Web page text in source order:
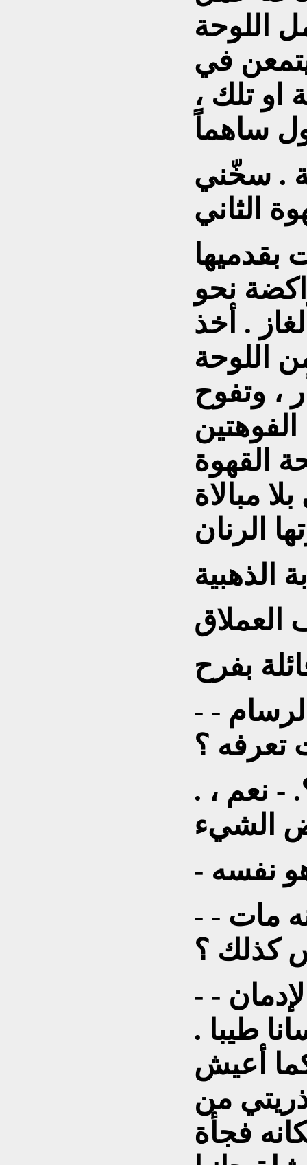
اللوحة
في
او تلك ،
. سخّني
نحو
. أخذ
اللوحة
، وتفوح
القهوة
مبالاة
الذهبية
- - تعلمت هذه الاغنية من الرسام
تعرفه ؟
. هل كان ممشوق القوام؟. - نعم ،
هو نفسه
- - كان موهوبا ، ولكن.يبدو أنه مات
كذلك ؟
- - مات... مات ، مات من الإدمان
طيبا .
أعيش
من
فجأة